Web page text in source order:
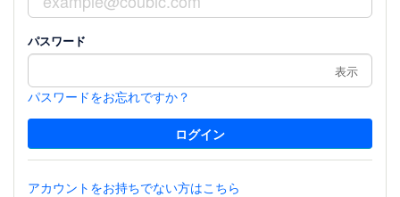
パスワード
表示
パスワードをお忘れですか？
アカウントをお持ちでない方はこちら